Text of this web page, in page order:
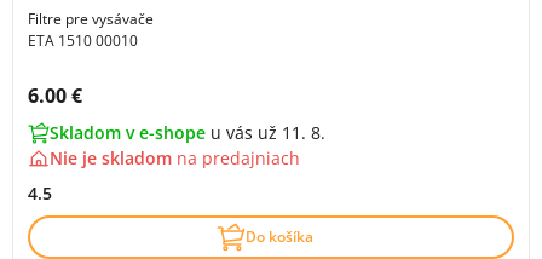
Filtre pre vysávače
ETA 1510 00010
Cena s DPH:
6.00 €
Skladom v e-shope u vás už 11. 8.
Nie je skladom na predajniach
4.5
Do košíka